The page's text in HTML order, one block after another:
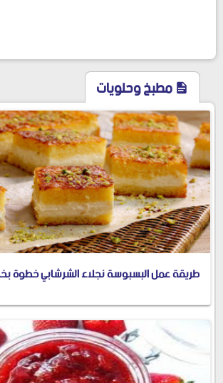
مطبخ وحلويات
طريقة عمل البسبوسة نجلاء الشرشابي خطوة